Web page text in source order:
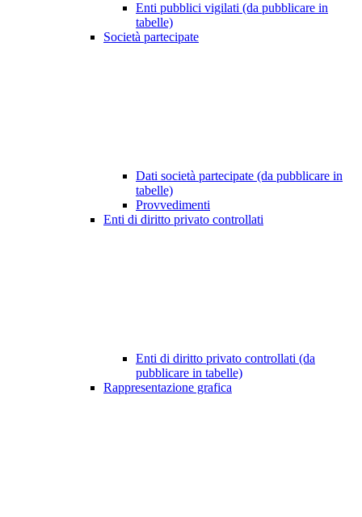
Enti pubblici vigilati (da pubblicare in
tabelle)
Società partecipate
Dati società partecipate (da pubblicare in
tabelle)
Provvedimenti
Enti di diritto privato controllati
Enti di diritto privato controllati (da
pubblicare in tabelle)
Rappresentazione grafica